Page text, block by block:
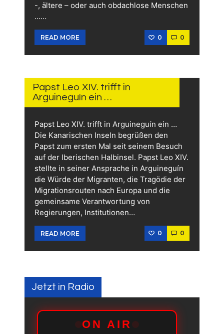
-, ältere – oder auch obdachlose Menschen
……
READ MORE 0 0
2026
Papst Leo XIV. trifft in
Arguineguín ein …
Papst Leo XIV. trifft in Arguineguín ein …
Die Kanarischen Inseln begrüßen den
Papst zum ersten Mal seit seinem Besuch
auf der Iberischen Halbinsel. Papst Leo XIV.
stellte in seiner Ansprache in Arguineguín
die Würde der Migranten, die Tragödie der
Migrationsrouten nach Europa und die
gemeinsame Verantwortung von
Regierungen, Institutionen…
READ MORE 0 0
Jetzt in Radio